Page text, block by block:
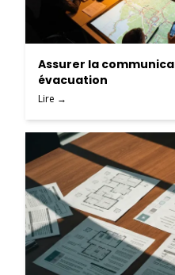
Assurer la
évacuation
Lire →